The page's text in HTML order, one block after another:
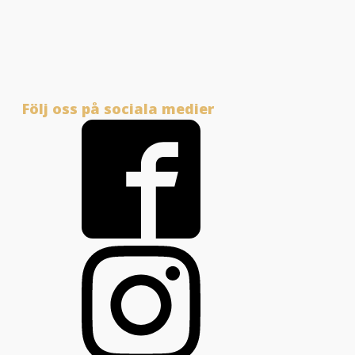
Följ oss på sociala medier